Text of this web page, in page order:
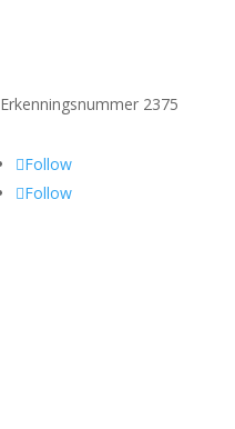
Erkenningsnummer 2375
Follow
Follow